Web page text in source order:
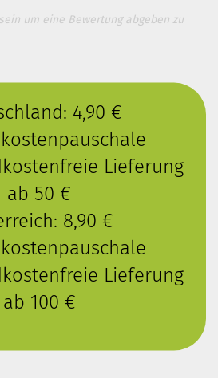
um eine Bewertung abgeben zu
4,90 €
Lieferung
ab 50 €
8,90 €
Lieferung
ab 100 €